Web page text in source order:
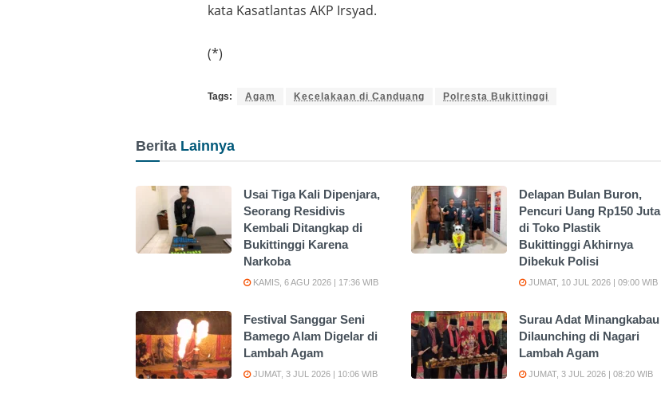
kata Kasatlantas AKP Irsyad.
(*)
Tags: Agam Kecelakaan di Canduang Polresta Bukittinggi
Berita Lainnya
Usai Tiga Kali Dipenjara,
Seorang Residivis
Kembali Ditangkap di
Bukittinggi Karena
Narkoba
KAMIS, 6 AGU 2026 | 17:36 WIB
Delapan Bulan Buron,
Pencuri Uang Rp150 Juta
di Toko Plastik
Bukittinggi Akhirnya
Dibekuk Polisi
JUMAT, 10 JUL 2026 | 09:00 WIB
Festival Sanggar Seni
Bamego Alam Digelar di
Lambah Agam
JUMAT, 3 JUL 2026 | 10:06 WIB
Surau Adat Minangkabau
Dilaunching di Nagari
Lambah Agam
JUMAT, 3 JUL 2026 | 08:20 WIB